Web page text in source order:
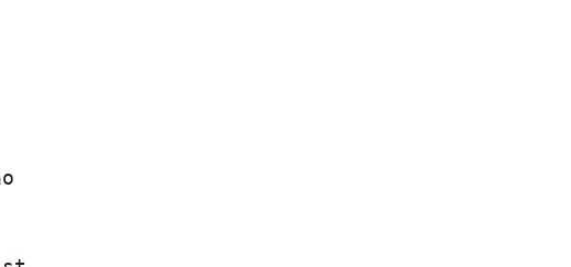
Provincia
L.R.
14 del
delle
Piano
e'